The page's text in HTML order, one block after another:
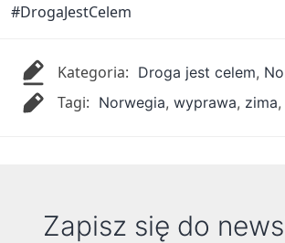
#DrogaJestCelem
Kategoria: Droga jest celem,
Tagi: Norwegia, wyprawa, zima,
Zapisz się do